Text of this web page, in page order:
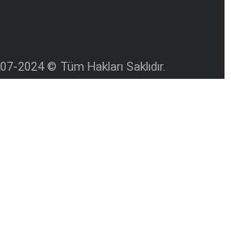
2024 © Tüm Hakları Saklıdır.